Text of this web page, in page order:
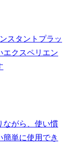
スタントプラッ
エクスペリエン
ながら、使い慣
単に使用でき